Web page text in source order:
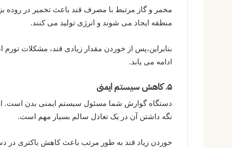
مخمر و گاز مرتبط با مصرف قند باعث تخمیر در روده
منطقه ایجاد می شوند و انرژی تولید می کنند.
بنابراین،پس از خوردن مقدار زیادی قند، مشکلات
ادامه می یابد.
۵. کاهش سیستم ایمنی
دستگاه گوارش شما مسئول سیستم ایمنی بدن است.
نگه داشتن آن در یک تعادل سالم بسیار مهم است.
خوردن زیاد قند به طور مرتب باعث کاهش باکتری در